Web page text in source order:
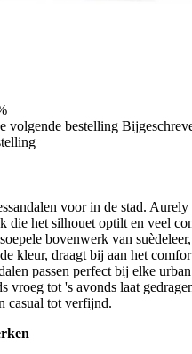
volgende bestelling
voor in de stad.
die het silhouet optilt en veel
bovenwerk van
kleur, draagt bij aan het
passen perfect bij elke
vroeg tot 's avonds laat
casual tot verfijnd.